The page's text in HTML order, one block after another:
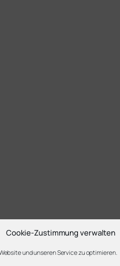
Cookie-Zustimmung verwalten
und unseren Service zu optimieren.